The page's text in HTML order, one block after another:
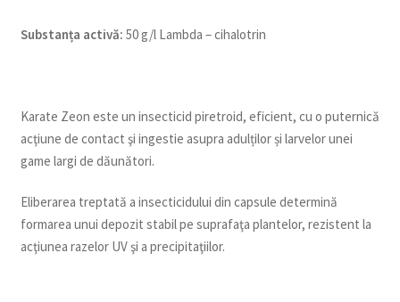
Substanța activă: 50 g/l Lambda – cihalotrin
Karate Zeon este un insecticid piretroid, eficient, cu o puternică
acţiune de contact şi ingestie asupra adulților și larvelor unei
game largi de dăunători.
Eliberarea treptată a insecticidului din capsule determină
formarea unui depozit stabil pe suprafaţa plantelor, rezistent la
acţiunea razelor UV şi a precipitaţiilor.